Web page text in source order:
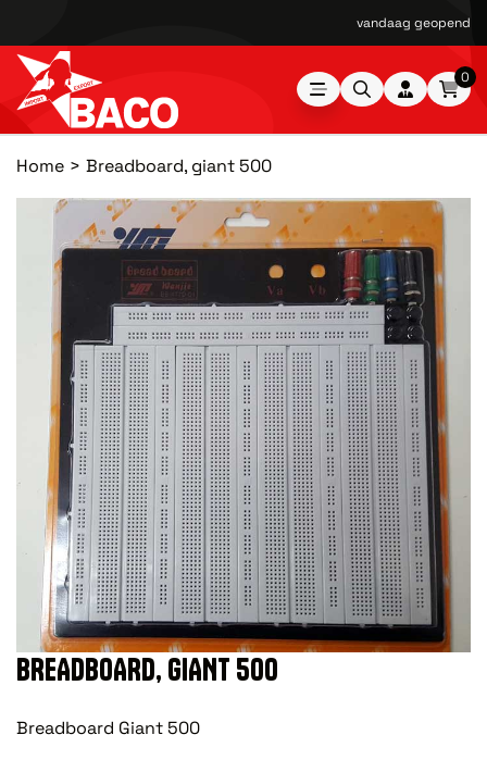
vandaag geopend
0
Home Breadboard, giant 500
BREADBOARD, GIANT 500
Breadboard Giant 500